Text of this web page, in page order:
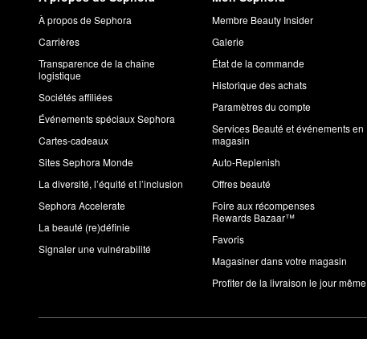
À propos de Sephora
Carrières
Transparence de la chaîne
logistique
Sociétés affiliées
Événements spéciaux Sephora
Cartes-cadeaux
Sites Sephora Monde
La diversité, l’équité et l’inclusion
Sephora Accelerate
La beauté (re)définie
Signaler une vulnérabilité
Membre Beauty Insider
Galerie
État de la commande
Historique des achats
Paramètres du compte
Services Beauté et événements en
magasin
Auto-Replenish
Offres beauté
Foire aux récompenses
Rewards Bazaar™
Favoris
Magasiner dans votre magasin
Profiter de la livraison le jour même